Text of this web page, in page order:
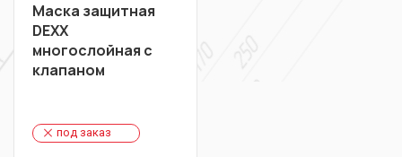
Маска защитная
DEXX
многослойная с
клапаном
под заказ